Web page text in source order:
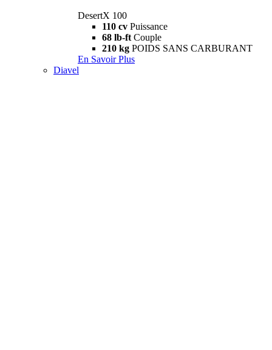
DesertX 100
110 cv Puissance
68 lb-ft Couple
210 kg POIDS SANS CARBURANT
En Savoir Plus
Diavel